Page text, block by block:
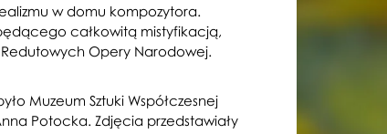
w domu kompozytora.
całkowitą mistyfikacją,
Opery Narodowej.
Muzeum Sztuki Współczesnej
Potocka. Zdjęcia przedstawiały